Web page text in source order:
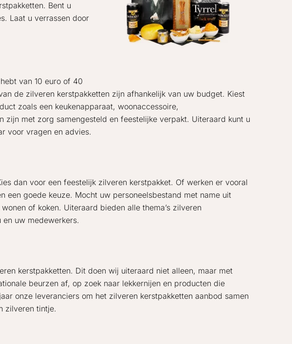
Bent u
Laat u verrassen door
van 10 euro of 40
de zilveren kerstpakketten zijn afhankelijk van uw budget. Kiest
zoals een keukenapparaat, woonaccessoire,
met zorg samengesteld en feestelijke verpakt. Uiteraard kunt u
voor vragen en advies.
dan voor een feestelijk zilveren kerstpakket. Of werken er vooral
een goede keuze. Mocht uw personeelsbestand met name uit
of koken. Uiteraard bieden alle thema’s zilveren
uw medewerkers.
kerstpakketten. Dit doen wij uiteraard niet alleen, maar met
beurzen af, op zoek naar lekkernijen en producten die
onze leveranciers om het zilveren kerstpakketten aanbod samen
zilveren tintje.